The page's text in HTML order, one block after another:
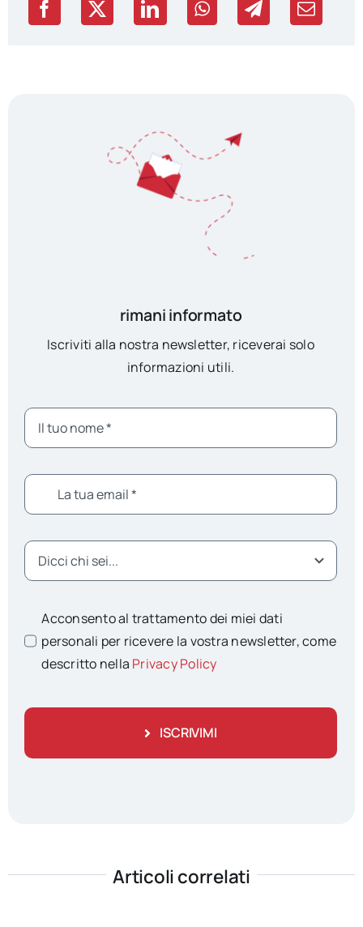
rimani informato
Iscriviti alla nostra newsletter, riceverai solo
informazioni utili.
Acconsento al trattamento dei miei dati
personali per ricevere la vostra newsletter, come
descritto nella Privacy Policy
ISCRIVIMI
Articoli correlati